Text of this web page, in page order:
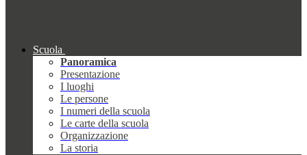
Scuola
Panoramica
Presentazione
I luoghi
Le persone
I numeri della scuola
Le carte della scuola
Organizzazione
La storia